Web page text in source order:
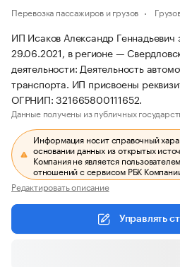
Перевозка пассажиров и грузов
ИП Исаков Александр Геннадьевич
29.06.2021, в регионе —
деятельности: Деятельность
транспорта. ИП присвоены
ОГРНИП: 321665800111652.
Данные получены из публичных
Информация носит справочный
основании данных из открытых
Компания не является
отношений с сервисом РБК
Редактировать описание
Управлять